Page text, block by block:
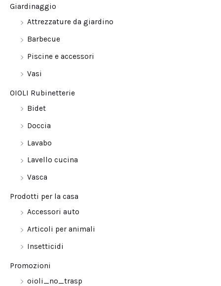
Giardinaggio
Attrezzature da giardino
Barbecue
Piscine e accessori
Vasi
OIOLI Rubinetterie
Bidet
Doccia
Lavabo
Lavello cucina
Vasca
Prodotti per la casa
Accessori auto
Articoli per animali
Insetticidi
Promozioni
oioli_no_trasp